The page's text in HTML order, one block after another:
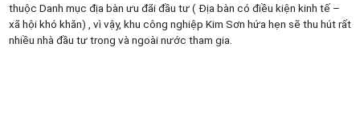
thuộc Danh mục địa bàn ưu đãi đầu tư ( Địa bàn có điều kiện kinh tế –
xã hội khó khăn) , vì vậy, khu công nghiệp Kim Sơn hứa hẹn sẽ thu hút rất
nhiều nhà đầu tư trong và ngoài nước tham gia.